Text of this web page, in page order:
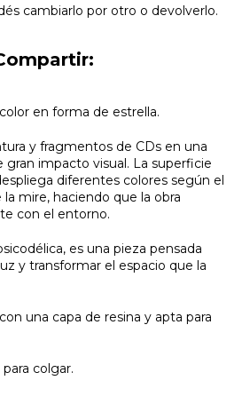
cambiarlo por otro o devolverlo.
en forma de estrella.
y fragmentos de CDs en una
gran impacto visual. La superficie
diferentes colores según el
mire, haciendo que la obra
con el entorno.
es una pieza pensada
y transformar el espacio que la
una capa de resina y apta para
colgar.